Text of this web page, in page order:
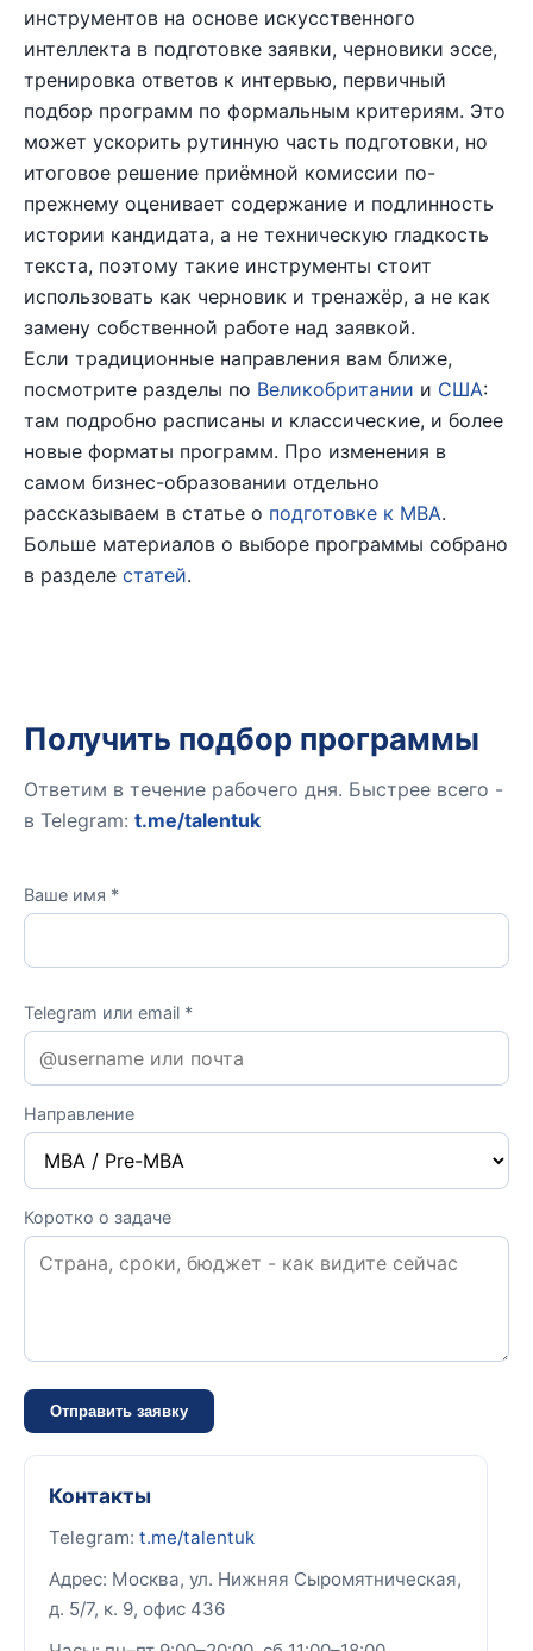
инструментов на основе искусственного
интеллекта в подготовке заявки, черновики эссе,
тренировка ответов к интервью, первичный
подбор программ по формальным критериям. Это
может ускорить рутинную часть подготовки, но
итоговое решение приёмной комиссии по-
прежнему оценивает содержание и подлинность
истории кандидата, а не техническую гладкость
текста, поэтому такие инструменты стоит
использовать как черновик и тренажёр, а не как
замену собственной работе над заявкой.
Если традиционные направления вам ближе,
посмотрите разделы по Великобритании и США:
там подробно расписаны и классические, и более
новые форматы программ. Про изменения в
самом бизнес-образовании отдельно
рассказываем в статье о подготовке к MBA.
Больше материалов о выборе программы собрано
в разделе статей.
Получить подбор программы
Ответим в течение рабочего дня. Быстрее всего -
в Telegram: t.me/talentuk
Ваше имя *
Telegram или email *
Направление
Коротко о задаче
Отправить заявку
Контакты
Telegram: t.me/talentuk
Адрес: Москва, ул. Нижняя Сыромятническая,
д. 5/7, к. 9, офис 436